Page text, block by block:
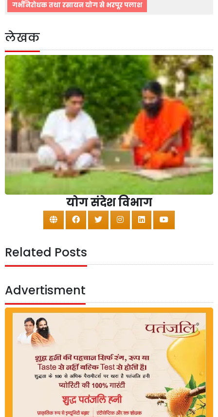
गर्भनिरोधक तथा रसायन योग से भरपूर पलाश
लेखक
योग संदेश विभाग
Related Posts
Advertisment